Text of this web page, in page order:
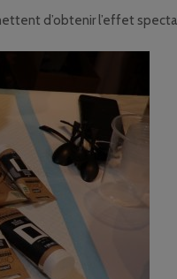
d’obtenir l’effet